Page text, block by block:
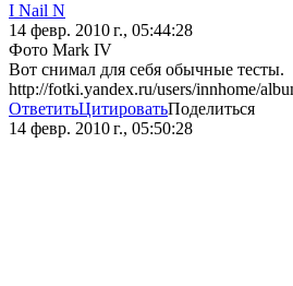
I Nail N
14 февр. 2010 г., 05:44:28
Фото Mark IV
Вот снимал для себя обычные тесты.
http://fotki.yandex.ru/users/innhome/
ОтветитьЦитироватьПоделиться
14 февр. 2010 г., 05:50:28